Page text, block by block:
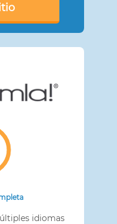
idiomas